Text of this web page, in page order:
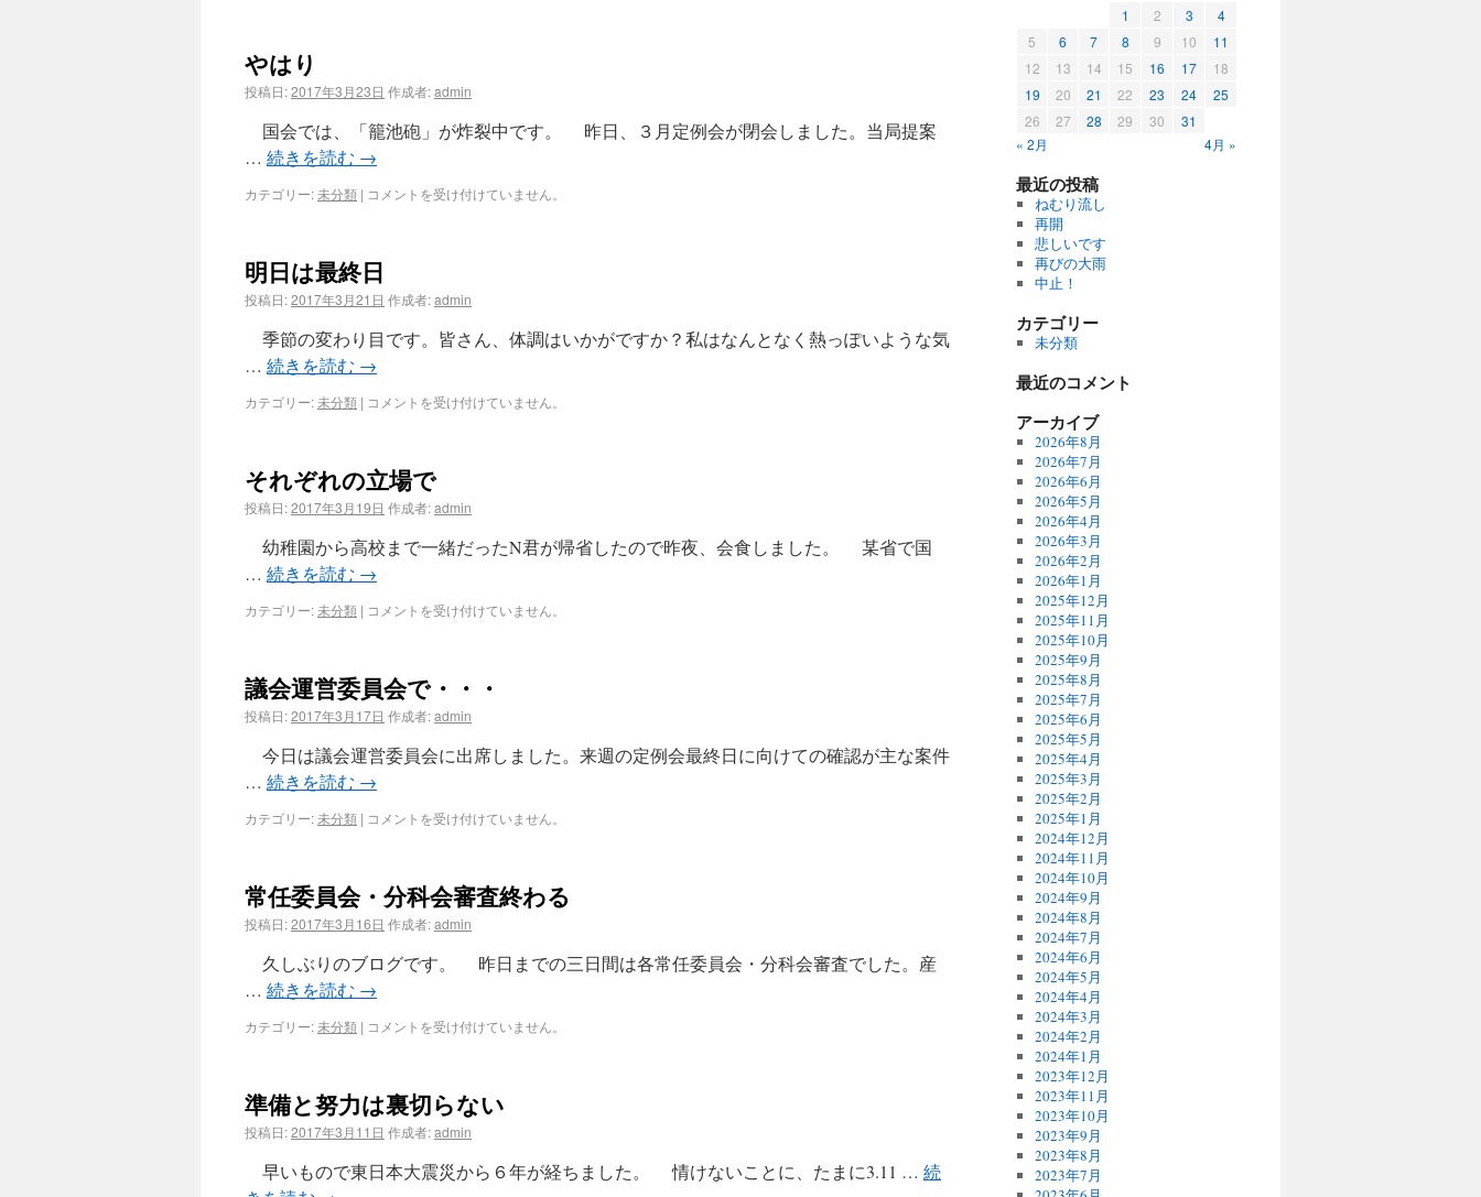
やはり
投稿日:2017年3月23日 作成者:admin
国会では、「籠池砲」が炸裂中です。 昨日、３月定例会が閉会しました。当局提案
… 続きを読む →
カテゴリー:未分類 | コメントを受け付けていません。
明日は最終日
投稿日:2017年3月21日 作成者:admin
季節の変わり目です。皆さん、体調はいかがですか？私はなんとなく熱っぽいような気
… 続きを読む →
カテゴリー:未分類 | コメントを受け付けていません。
それぞれの立場で
投稿日:2017年3月19日 作成者:admin
幼稚園から高校まで一緒だったN君が帰省したので昨夜、会食しました。 某省で国
… 続きを読む →
カテゴリー:未分類 | コメントを受け付けていません。
議会運営委員会で・・・
投稿日:2017年3月17日 作成者:admin
今日は議会運営委員会に出席しました。来週の定例会最終日に向けての確認が主な案件
… 続きを読む →
カテゴリー:未分類 | コメントを受け付けていません。
常任委員会・分科会審査終わる
投稿日:2017年3月16日 作成者:admin
久しぶりのブログです。 昨日までの三日間は各常任委員会・分科会審査でした。産
… 続きを読む →
カテゴリー:未分類 | コメントを受け付けていません。
準備と努力は裏切らない
投稿日:2017年3月11日 作成者:admin
早いもので東日本大震災から６年が経ちました。 情けないことに、たまに3.11 … 続
« 2月 4月 »
1 2 3
4
5
6 7 8 9 10
11
12
13 14 15 16 17
18
19
20 21 22 23 24
25
26
27 28 29 30 31
最近の投稿
ねむり流し
再開
悲しいです
再びの大雨
中止！
カテゴリー
未分類
最近のコメント
アーカイブ
2026年8月
2026年7月
2026年6月
2026年5月
2026年4月
2026年3月
2026年2月
2026年1月
2025年12月
2025年11月
2025年10月
2025年9月
2025年8月
2025年7月
2025年6月
2025年5月
2025年4月
2025年3月
2025年2月
2025年1月
2024年12月
2024年11月
2024年10月
2024年9月
2024年8月
2024年7月
2024年6月
2024年5月
2024年4月
2024年3月
2024年2月
2024年1月
2023年12月
2023年11月
2023年10月
2023年9月
2023年8月
2023年7月